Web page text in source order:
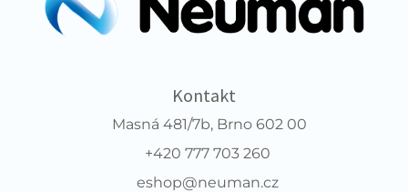
Kontakt
Masná 481/7b, Brno 602 00
+420 777 703 260
eshop@neuman.cz